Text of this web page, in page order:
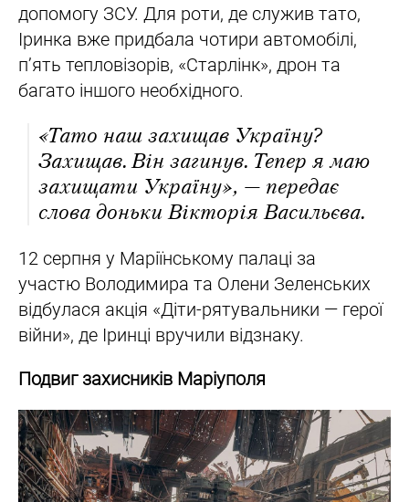
допомогу ЗСУ. Для роти, де служив тато,
Іринка вже придбала чотири автомобілі,
п’ять тепловізорів, «Старлінк», дрон та
багато іншого необхідного.
«Тато наш захищав Україну?
Захищав. Він загинув. Тепер я маю
захищати Україну», — передає
слова доньки Вікторія Васильєва.
12 серпня у Маріїнському палаці за
участю Володимира та Олени Зеленських
відбулася акція «Діти-рятувальники — герої
війни», де Іринці вручили відзнаку.
Подвиг захисників Маріуполя